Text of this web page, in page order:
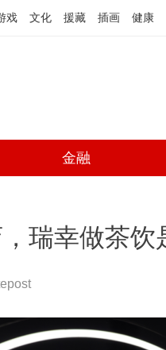
戏 文化 援藏 插画 健康
金融
瑞幸做茶饮